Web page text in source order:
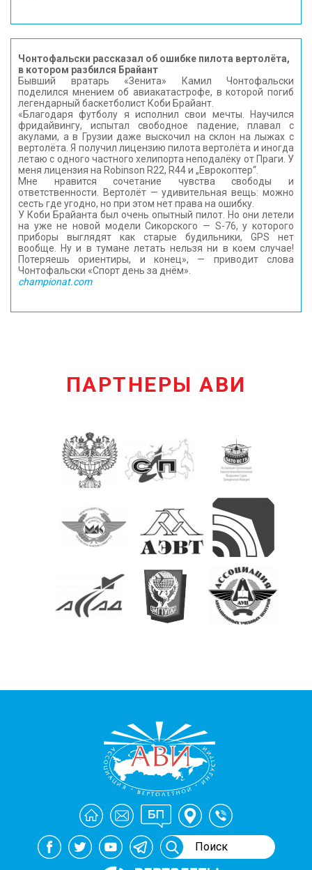
Чонтофальски рассказал об ошибке пилота вертолёта,
в котором разбился Брайант
Бывший вратарь «Зенита» Камил Чонтофальски
поделился мнением об авиакатастрофе, в которой погиб
легендарный баскетболист Коби Брайант.
«Благодаря футболу я исполнил свои мечты. Научился
фридайвингу, испытал свободное падение, плавал с
акулами, а в Грузии даже выскочил на склон на лыжах с
вертолёта. Я получил лицензию пилота вертолёта и иногда
летаю с одного частного хелипорта неподалёку от Праги. У
меня лицензия на Robinson R22, R44 и „Еврокоптер“.
Мне нравится сочетание чувства свободы и
ответственности. Вертолёт — удивительная вещь: можно
сесть где угодно, но при этом нет права на ошибку.
У Коби Брайанта был очень опытный пилот. Но они летели
на уже не новой модели Сикорского — S-76, у которого
приборы выглядят как старые будильники, GPS нет
вообще. Ну и в тумане летать нельзя ни в коем случае!
Потеряешь ориентиры, и конец», — приводит слова
Чонтофальски «Спорт день за днём».
championat.com
ПАРТНЕРЫ АВИ